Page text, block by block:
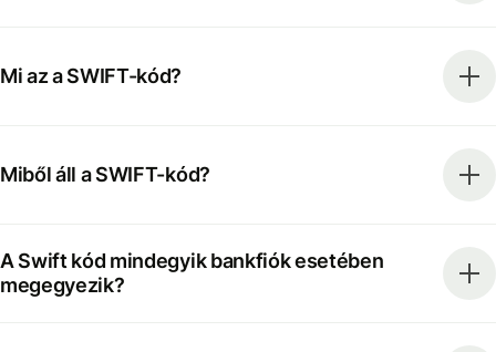
Mi az a SWIFT-kód?
Miből áll a SWIFT-kód?
A Swift kód mindegyik bankfiók esetében
megegyezik?